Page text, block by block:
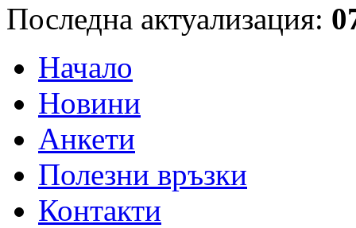
Последна актуализация:
Начало
Новини
Анкети
Полезни връзки
Контакти